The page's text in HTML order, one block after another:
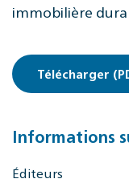
immobilière
Télécharger
Informations
Éditeurs